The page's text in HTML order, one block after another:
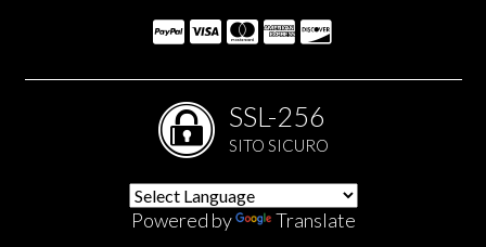
SSL-256
SITO SICURO
Powered by Translate